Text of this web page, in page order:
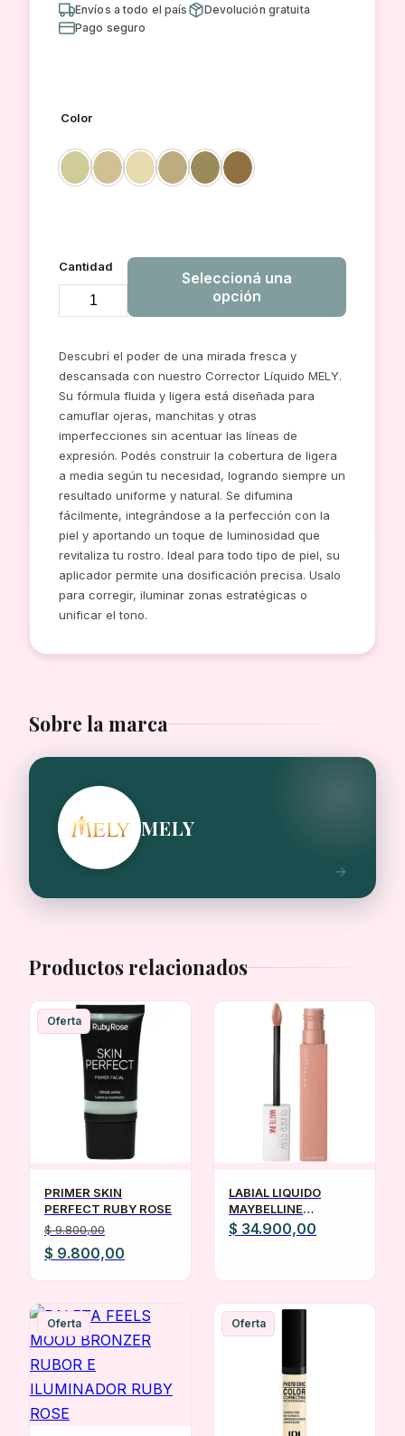
Envíos a todo el país
Devolución gratuita
Pago seguro
Color
Cantidad
CORRECTOR
ALTA
COBERTURA
cantidad
Seleccioná una
opción
Descubrí el poder de una mirada fresca y
descansada con nuestro Corrector Líquido MELY.
Su fórmula fluida y ligera está diseñada para
camuflar ojeras, manchitas y otras
imperfecciones sin acentuar las líneas de
expresión. Podés construir la cobertura de ligera
a media según tu necesidad, logrando siempre un
resultado uniforme y natural. Se difumina
fácilmente, integrándose a la perfección con la
piel y aportando un toque de luminosidad que
revitaliza tu rostro. Ideal para todo tipo de piel, su
aplicador permite una dosificación precisa. Usalo
para corregir, iluminar zonas estratégicas o
unificar el tono.
Sobre la marca
MELY
Productos relacionados
Oferta
PRIMER SKIN
PERFECT RUBY ROSE
$9.800,00
El
precio
era:
$ 9.800,00.
$ 9.800,00
precio
es:
$ 9.800,00.
LABIAL LIQUIDO
MAYBELLINE
SUPERSTAY MATTE
INK TONOS LOS
$ 34.900,00
Oferta Oferta